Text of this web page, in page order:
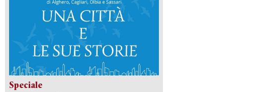
Speciale